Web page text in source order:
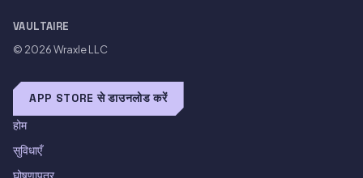
VAULTAIRE
© 2026Wraxle LLC
APP STORE से डाउनलोड करें
होम
सुविधाएँ
घोषणापत्र